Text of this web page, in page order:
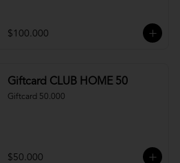
$100.000
Giftcard CLUB HOME 50
Giftcard 50.000
$50.000